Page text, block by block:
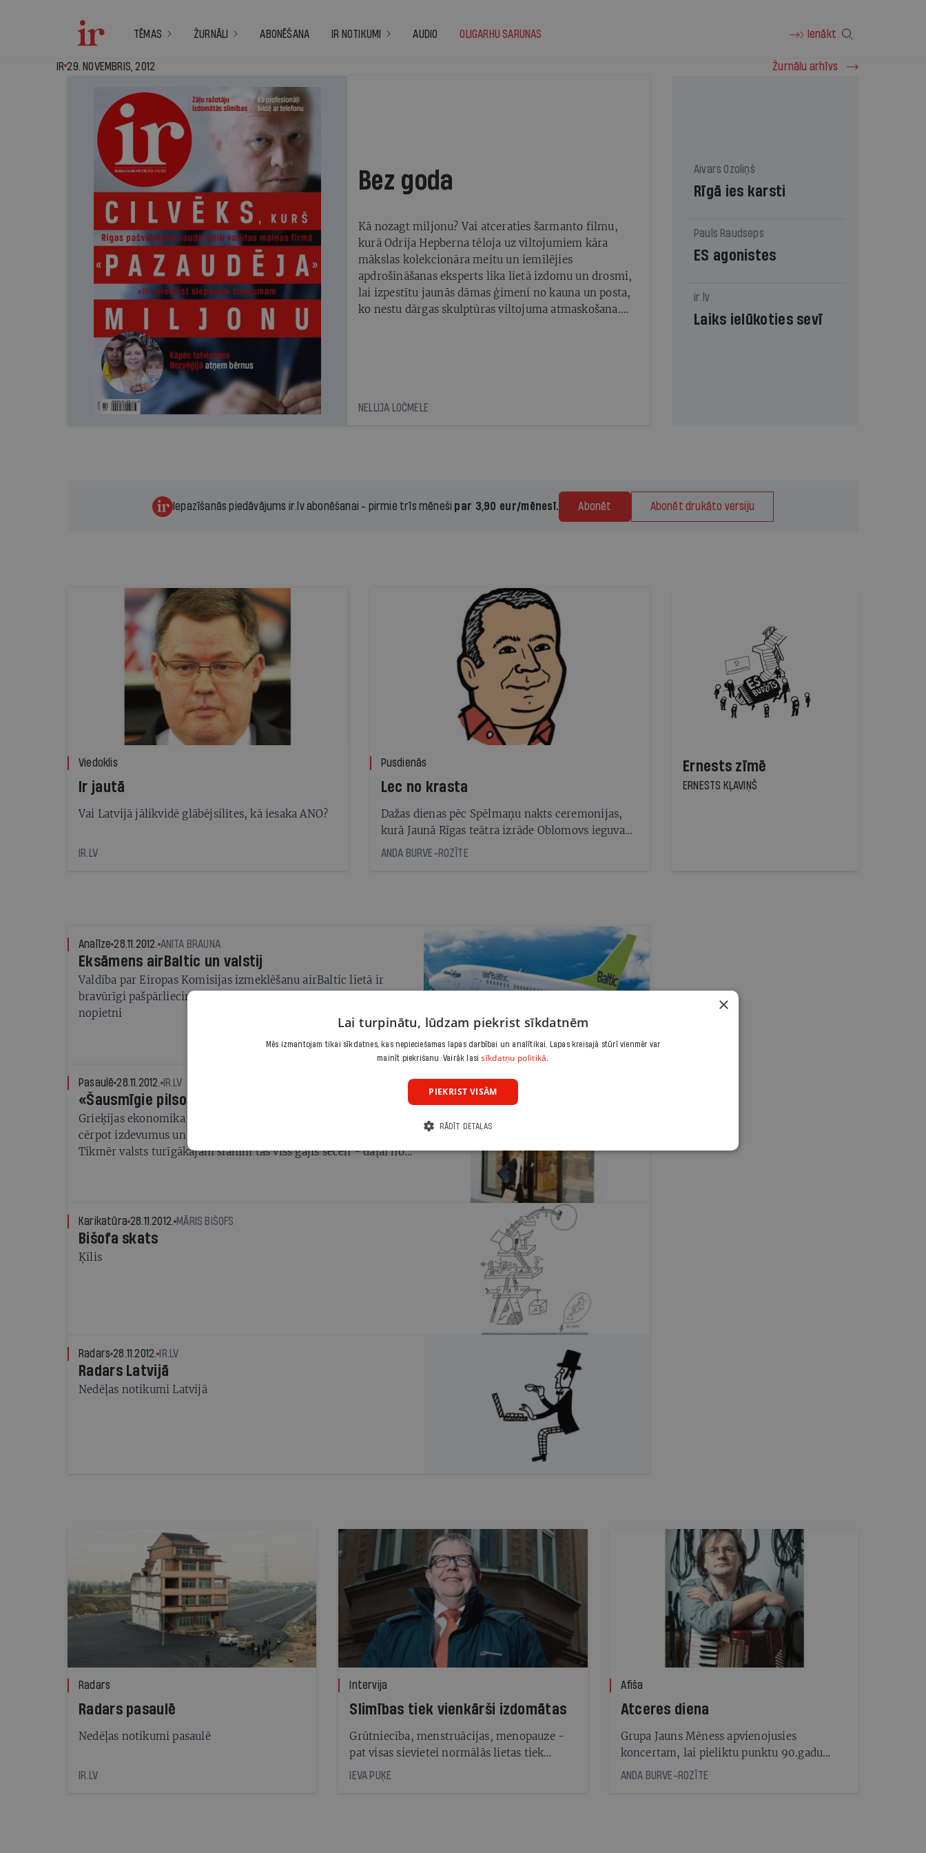
TĒMAS ŽURNĀLI ABONĒŠANA IR NOTIKUMI AUDIO OLIGARHU SARUNAS Ienākt
IR - 29. novembris, 2012
IR 29. NOVEMBRIS, 2012 Žurnālu arhīvs
Bez goda
Kā nozagt miljonu? Vai atceraties šarmanto filmu,
kurā Odrija Hepberna tēloja uz viltojumiem kāra
mākslas kolekcionāra meitu un iemīlējies
apdrošināšanas eksperts lika lietā izdomu un drosmi,
lai izpestītu jaunās dāmas ģimeni no kauna un posta,
ko nestu dārgas skulptūras viltojuma atmaskošana.
NELLIJA LOČMELE
Aivars Ozoliņš
Rīgā ies karsti
Pauls Raudseps
ES agonistes
ir.lv
Laiks ielūkoties sevī
Iepazīšanās piedāvājums ir.lv abonēšanai - pirmie trīs mēneši par 3,90 eur/mēnesī. Abonēt Abonēt drukāto versiju
Viedoklis
Ir jautā
Vai Latvijā jālikvidē glābējsilītes, kā iesaka ANO?
IR.LV
Pusdienās
Lec no krasta
Dažas dienas pēc Spēlmaņu nakts ceremonijas,
kurā Jaunā Rīgas teātra izrāde Oblomovs ieguva
gada labākās izrādes titulu, galvenās lomas
ANDA BURVE-ROZĪTE
Ernests zīmē
ERNESTS KĻAVIŅŠ
Analīze 28.11.2012. ANITA BRAUNA
Eksāmens airBaltic un valstij
Valdība par Eiropas Komisijas izmeklēšanu airBaltic lietā ir
bravūrīgi pašpārliecināta, bet Komisijas pārstāvji saka - tas ir
nopietni
Pasaulē 28.11.2012. IR.LV
«Šausmīgie pilsoņi»
Grieķijas ekonomika jau trešo gadu mokās smagās spazmās,
cērpot izdevumus un cenšoties sabalansēt valsts budžetu.
Tikmēr valsts turīgākajam slānim tas viss gājis secen - daļai no
Karikatūra 28.11.2012. MĀRIS BIŠOFS
Bišofa skats
Ķīlis
Radars 28.11.2012. IR.LV
Radars Latvijā
Nedēļas notikumi Latvijā
Radars
Radars pasaulē
Nedēļas notikumi pasaulē
IR.LV
Intervija
Slimības tiek vienkārši izdomātas
Grūtniecība, menstruācijas, menopauze -
pat visas sievietei normālās lietas tiek
medikalizētas. Turklāt jaunu zāļu cenu
lielākā mērā veido nevis maksa par to
IEVA PUĶE
Afiša
Atceres diena
Grupa Jauns Mēness apvienojusies
koncertam, lai pieliktu punktu 90.gadu
notikumiem
ANDA BURVE-ROZĪTE
×
Lai turpinātu, lūdzam piekrist sīkdatnēm
Mēs izmantojam tikai sīkdatnes, kas nepieciešamas lapas darbībai un analītikai. Lapas kreisajā stūrī vienmēr var
mainīt piekrišanu. Vairāk lasisīkdatņu politikā.
PIEKRIST VISĀM
RĀDĪT DETAĻAS